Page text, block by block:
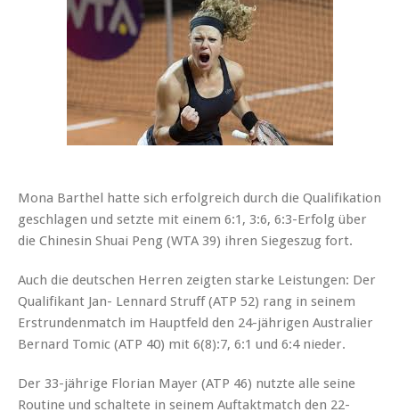
Mona Barthel hatte sich erfolgreich durch die Qualifikation
geschlagen und setzte mit einem 6:1, 3:6, 6:3-Erfolg über
die Chinesin Shuai Peng (WTA 39) ihren Siegeszug fort.
Auch die deutschen Herren zeigten starke Leistungen: Der
Qualifikant Jan- Lennard Struff (ATP 52) rang in seinem
Erstrundenmatch im Hauptfeld den 24-jährigen Australier
Bernard Tomic (ATP 40) mit 6(8):7, 6:1 und 6:4 nieder.
Der 33-jährige Florian Mayer (ATP 46) nutzte alle seine
Routine und schaltete in seinem Auftaktmatch den 22-